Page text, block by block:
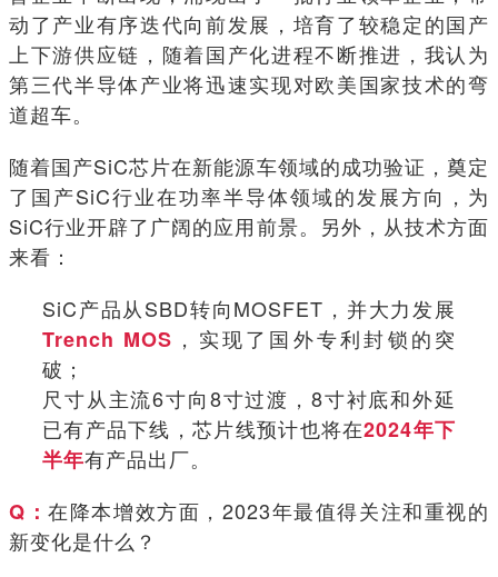
动了产业有序迭代向前发展，培育了较稳定的国产
上下游供应链，随着国产化进程不断推进，我认为
第三代半导体产业将迅速实现对欧美国家技术的弯
道超车。
随着国产SiC芯片在新能源车领域的成功验证，奠定
了国产SiC行业在功率半导体领域的发展方向，为
SiC行业开辟了广阔的应用前景。另外，从技术方面
来看：
SiC产品从SBD转向MOSFET，并大力发展
Trench MOS ，实现了国外专利封锁的突
破；
尺寸从主流6寸向8寸过渡，8寸衬底和外延
已有产品下线，芯片线预计也将在2024年下
半年有产品出厂。
Q：在降本增效方面，2023年最值得关注和重视的
新变化是什么？